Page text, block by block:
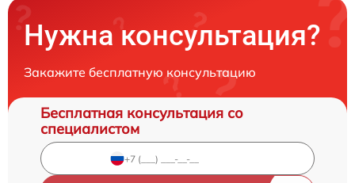
Нужна консультация?
Закажите бесплатную консультацию
Бесплатная консультация со
специалистом